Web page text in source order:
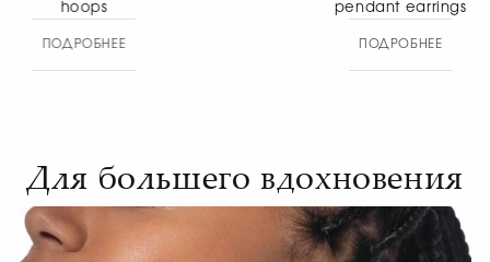
Для большего вдохновения